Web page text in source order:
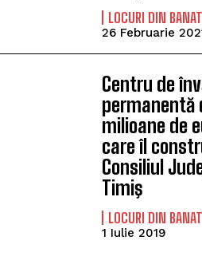
LOCURI DIN BANAT
26 Februarie
Centru de
permanentă
milioane de
care îl
Consiliul
Timiş
LOCURI DIN BANAT
1 Iulie 2019